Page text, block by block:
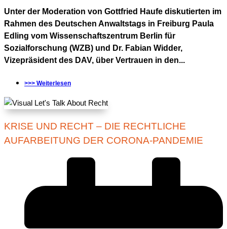
Unter der Moderation von Gottfried Haufe diskutierten im
Rahmen des Deutschen Anwaltstags in Freiburg Paula
Edling vom Wissenschaftszentrum Berlin für
Sozialforschung (WZB) und Dr. Fabian Widder,
Vizepräsident des DAV, über Vertrauen in den...
>>> Weiterlesen
KRISE UND RECHT – DIE RECHTLICHE
AUFARBEITUNG DER CORONA-PANDEMIE